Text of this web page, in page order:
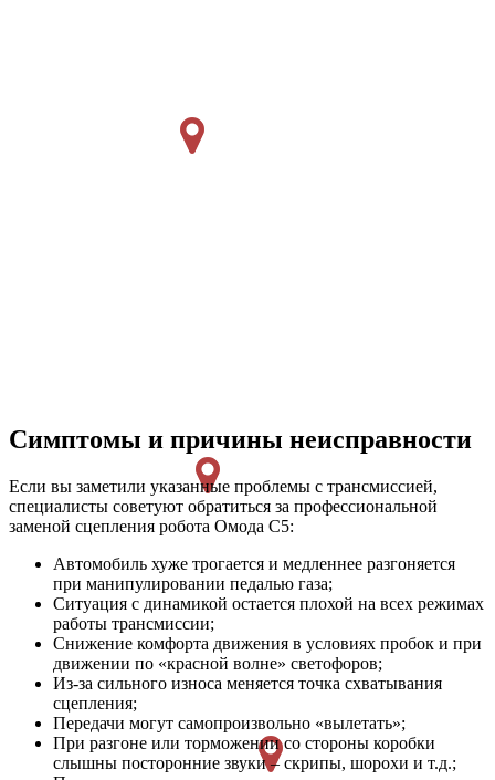
Симптомы и причины неисправности
Если вы заметили указанные проблемы с трансмиссией,
специалисты советуют обратиться за профессиональной
заменой сцепления робота Омода С5:
Автомобиль хуже трогается и медленнее разгоняется
при манипулировании педалью газа;
Ситуация с динамикой остается плохой на всех режимах
работы трансмиссии;
Снижение комфорта движения в условиях пробок и при
движении по «красной волне» светофоров;
Из-за сильного износа меняется точка схватывания
сцепления;
Передачи могут самопроизвольно «вылетать»;
При разгоне или торможении со стороны коробки
слышны посторонние звуки – скрипы, шорохи и т.д.;